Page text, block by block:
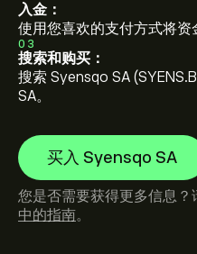
入金：
使用您喜欢的支付方式将资
03
搜索和购买：
搜索 Syensqo SA
SA。
买入 Syensqo SA
您是否需要获得更多信息
中的指南。